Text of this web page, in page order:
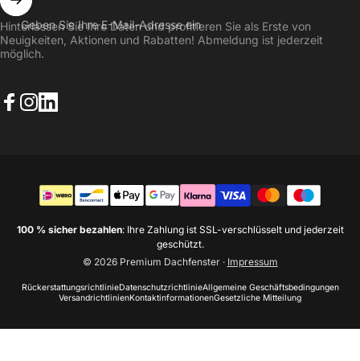
Geben Sie Ihre E-Mail-Adresse ein
Hinterlassen Sie Ihre Daten und profitieren Sie als Erste von
Neuigkeiten, Aktionen und Rabatten! Abmeldung ist jederzeit
möglich.
100 % sicher bezahlen: Ihre Zahlung ist SSL-verschlüsselt und jederzeit
geschützt.
© 2026 Premium Dachfenster · Impressum
RückerstattungsrichtlinieDatenschutzrichtlinieAllgemeine Geschäftsbedingungen
VersandrichtlinienKontaktinformationenGesetzliche Mitteilung